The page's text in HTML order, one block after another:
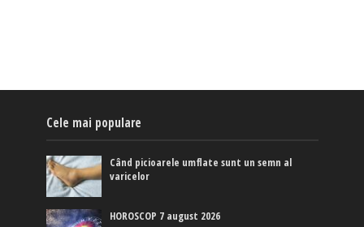
Cele mai populare
Când picioarele umflate sunt un semn al
varicelor
HOROSCOP 7 august 2026